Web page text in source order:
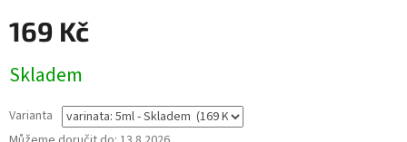
169 Kč
cena:
Skladem
Varianta